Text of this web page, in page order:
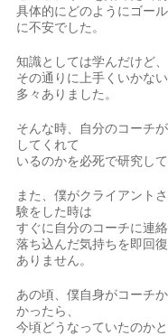
具体的にどのようにゴー
に不安でした。
知識としては学んだけど、
その通りに上手くいかな
多々ありました。
そんな時、自分のコーチ
してくれて
いるのかを必死で研究して
また、僕がクライアント
験をした時は
すぐに自分のコーチに連
落ち込んだ気持ちを即回
ありません。
あの頃、僕自身がコーチ
かったら、
今頃どうなっていたのか